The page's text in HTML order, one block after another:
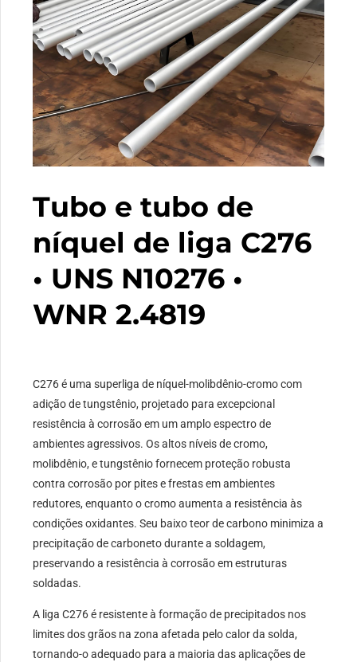
Tubo e tubo de
níquel de liga C276
• UNS N10276 •
WNR 2.4819
C276 é uma superliga de níquel-molibdênio-cromo com
adição de tungstênio, projetado para excepcional
resistência à corrosão em um amplo espectro de
ambientes agressivos. Os altos níveis de cromo,
molibdênio, e tungstênio fornecem proteção robusta
contra corrosão por pites e frestas em ambientes
redutores, enquanto o cromo aumenta a resistência às
condições oxidantes. Seu baixo teor de carbono minimiza a
precipitação de carboneto durante a soldagem,
preservando a resistência à corrosão em estruturas
soldadas.
A liga C276 é resistente à formação de precipitados nos
limites dos grãos na zona afetada pelo calor da solda,
tornando-o adequado para a maioria das aplicações de